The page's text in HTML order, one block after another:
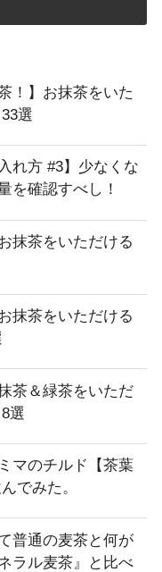
！】お抹茶をいた
選
れ方 #3】少なくな
を確認すべし！
抹茶をいただける
抹茶をいただける
茶＆緑茶をいただ
選
マのチルド【茶葉
でみた。
普通の麦茶と何が
ラル麦茶』と比べ